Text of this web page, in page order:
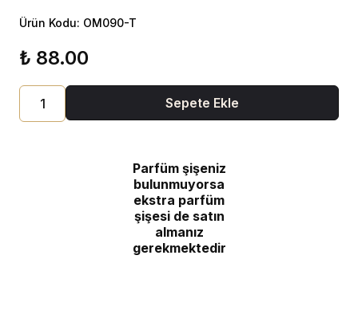
Ürün Kodu: OM090-T
₺ 88.00
Sepete Ekle
Parfüm şişeniz
bulunmuyorsa
ekstra parfüm
şişesi de satın
almanız
gerekmektedir